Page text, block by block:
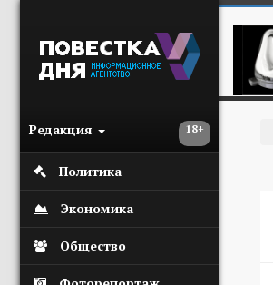
18+
Редакция
Политика
Экономика
Общество